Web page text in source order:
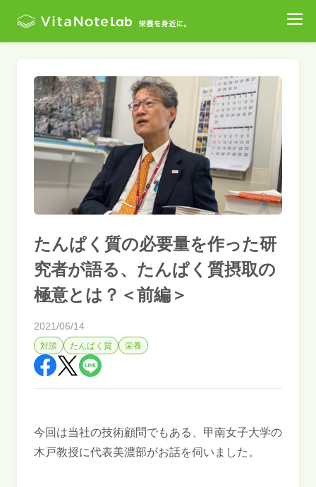
たんぱく質の必要量を作った研
究者が語る、たんぱく質摂取の
極意とは？＜前編＞
2021/06/14
対談 たんぱく質 栄養
今回は当社の技術顧問でもある、甲南女子大学の
木戸教授に代表美濃部がお話を伺いました。